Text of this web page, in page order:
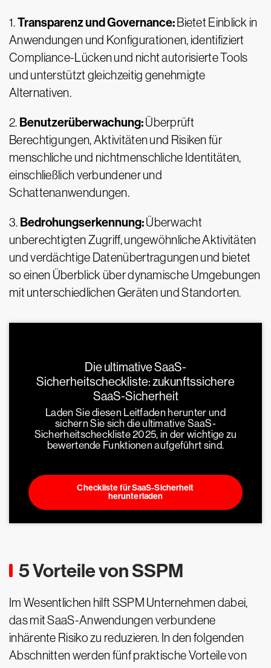
1.Transparenz und Governance:Bietet Einblick in
Anwendungen und Konfigurationen, identifiziert
Compliance-Lücken und nicht autorisierte Tools
und unterstützt gleichzeitig genehmigte
Alternativen.
2. Benutzerüberwachung:Überprüft
Berechtigungen, Aktivitäten und Risiken für
menschliche und nichtmenschliche Identitäten,
einschließlich verbundener und
Schattenanwendungen.
3. Bedrohungserkennung:Überwacht
unberechtigten Zugriff, ungewöhnliche Aktivitäten
und verdächtige Datenübertragungen und bietet
so einen Überblick über dynamische Umgebungen
mit unterschiedlichen Geräten und Standorten.
Die ultimative SaaS-
Sicherheitscheckliste: zukunftssichere
SaaS-Sicherheit
Laden Sie diesen Leitfaden herunter und
sichern Sie sich die ultimative SaaS-
Sicherheitscheckliste 2025, in der wichtige zu
bewertende Funktionen aufgeführt sind.
Checkliste für SaaS-Sicherheit
herunterladen
5 Vorteile von SSPM
Im Wesentlichen hilft SSPM Unternehmen dabei,
das mit SaaS-Anwendungen verbundene
inhärente Risiko zu reduzieren. In den folgenden
Abschnitten werden fünf praktische Vorteile von